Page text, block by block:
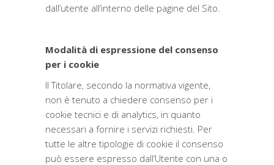
dall’utente all’interno delle pagine del Sito.
Modalità di espressione del consenso
per i cookie
Il Titolare, secondo la normativa vigente,
non è tenuto a chiedere consenso per i
cookie tecnici e di analytics, in quanto
necessari a fornire i servizi richiesti. Per
tutte le altre tipologie di cookie il consenso
può essere espresso dall’Utente con una o